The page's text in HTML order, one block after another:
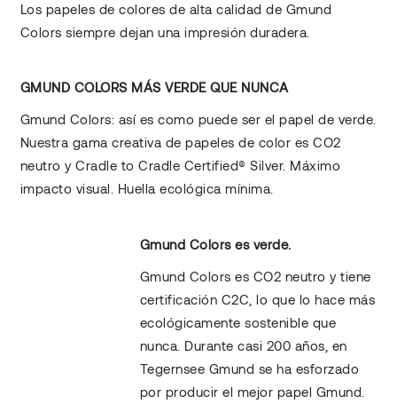
Los papeles de colores de alta calidad de Gmund
Colors siempre dejan una impresión duradera.
GMUND COLORS MÁS VERDE QUE NUNCA
Gmund Colors: así es como puede ser el papel de verde.
Nuestra gama creativa de papeles de color es CO2
neutro y Cradle to Cradle Certified® Silver. Máximo
impacto visual. Huella ecológica mínima.
Gmund Colors es verde.
Gmund Colors es CO2 neutro y tiene
certificación C2C, lo que lo hace más
ecológicamente sostenible que
nunca. Durante casi 200 años, en
Tegernsee Gmund se ha esforzado
por producir el mejor papel Gmund.